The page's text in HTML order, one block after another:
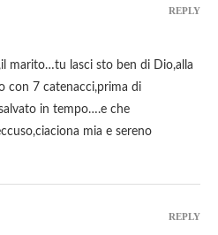
marito…tu lasci sto ben di Dio,alla
con 7 catenacci,prima di
in tempo….e che
mia e sereno
REPLY
REPLY